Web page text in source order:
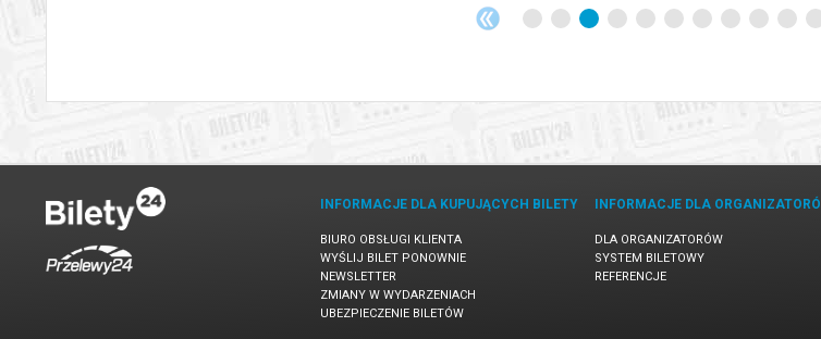
INFORMACJE DLA KUPUJĄCYCH BILETY
BIURO OBSŁUGI KLIENTA
WYŚLIJ BILET PONOWNIE
NEWSLETTER
ZMIANY W WYDARZENIACH
UBEZPIECZENIE BILETÓW
INFORMACJE DLA
DLA ORGANIZATORÓW
SYSTEM BILETOWY
REFERENCJE